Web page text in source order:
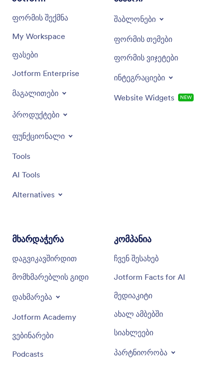
ფორმის შექმნა
My Workspace
ფასები
Jotform Enterprise
მაგალითები
პროდუქტები
ფუნქციონალი
Tools
AI Tools
Alternatives
შაბლონები
ფორმის თემები
ფორმის ვიჯეტები
ინტეგრაციები
Website Widgets NEW
მხარდაჭერა
დაგვიკავშირდით
მომხმარებლის გიდი
დახმარება
Jotform Academy
ვებინარები
Podcasts
კომპანია
ჩვენ შესახებ
Jotform Facts for AI
მედიაკიტი
ახალ ამბებში
სიახლეები
პარტნიორობა